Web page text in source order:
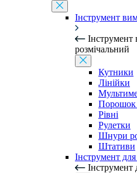
Інструмент
Інструмент
розмічальний
Кутники
Лінійки
Порошок
Рівні
Рулетки
Шнури
Штативи
Інструмент для
Інструмент